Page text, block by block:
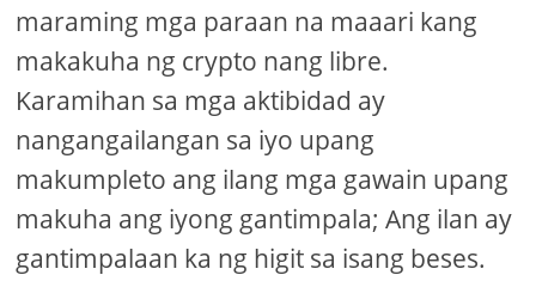
maraming mga paraan na maaari kang
makakuha ng crypto nang libre.
Karamihan sa mga aktibidad ay
nangangailangan sa iyo upang
makumpleto ang ilang mga gawain upang
makuha ang iyong gantimpala; Ang ilan ay
gantimpalaan ka ng higit sa isang beses.